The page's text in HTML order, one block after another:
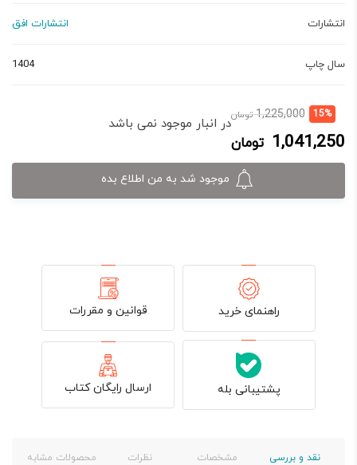
انتشارات انتشارات افق
سال چاپ 1404
15%
1,225,000 تومانقیمت
اصلی:
1,041,250 تومان
قیمت
فعلی:
1,041,250 تومان.
در انبار موجود نمی باشد
موجود شد به من اطلاع بده
راهنمای خرید قوانین و مقررات
پشتیبانی بله ارسال رایگان کتاب
نقد و بررسی مشخصات نظرات محصولات مشابه